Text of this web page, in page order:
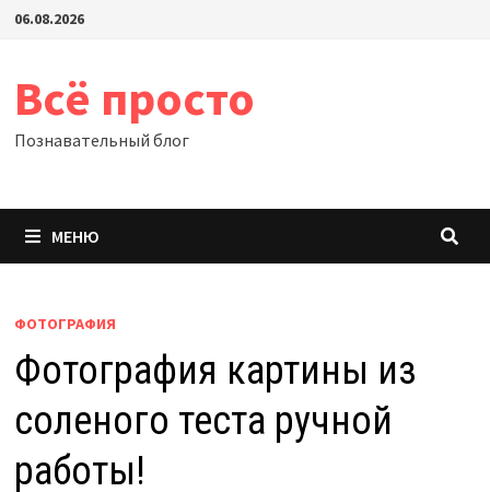
Перейти
06.08.2026
Всё просто
Познавательный блог
МЕНЮ
ФОТОГРАФИЯ
Фотография картины из
соленого теста ручной
работы!